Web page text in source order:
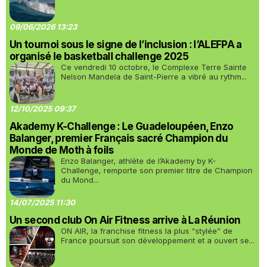
09/06/2026 13:23
Un tournoi sous le signe de l’inclusion : l’ALEFPA a
organisé le basketball challenge 2025
Ce vendredi 10 octobre, le Complexe Terre Sainte
Nelson Mandela de Saint-Pierre a vibré au rythm...
12/10/2025 09:37
Akademy K-Challenge : Le Guadeloupéen, Enzo
Balanger, premier Français sacré Champion du
Monde de Moth à foils
Enzo Balanger, athlète de l’Akademy by K-
Challenge, remporte son premier titre de Champion
du Mond...
14/07/2025 11:30
Un second club On Air Fitness arrive à La Réunion
ON AIR, la franchise fitness la plus “stylée” de
France poursuit son développement et a ouvert se...